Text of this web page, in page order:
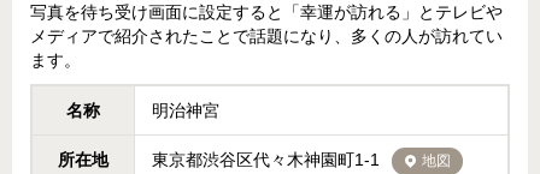
写真を待ち受け画面に設定すると「幸運が訪れる」とテレビや
メディアで紹介されたことで話題になり、多くの人が訪れてい
ます。
名称 明治神宮
所在地 東京都渋谷区代々木神園町1-1 地図